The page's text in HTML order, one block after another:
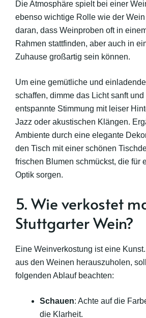
Die Atmosphäre spielt bei einer
ebenso wichtige Rolle wie der
daran, dass Weinproben oft in
Rahmen stattfinden, aber auch in
Zuhause großartig sein können.
Um eine gemütliche und
schaffen, dimme das Licht sanft
entspannte Stimmung mit leiser
Jazz oder akustischen Klängen.
Ambiente durch eine elegante
den Tisch mit einer schönen
frischen Blumen schmückst, die für
Optik sorgen.
5. Wie verkostet
Stuttgarter Wein?
Eine Weinverkostung ist eine
aus den Weinen herauszuholen,
folgenden Ablauf beachten:
Schauen: Achte auf die
die Klarheit.